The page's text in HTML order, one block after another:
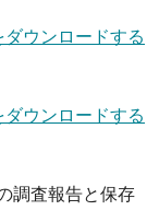
ウンロードする
ウンロードする
調査報告と保存